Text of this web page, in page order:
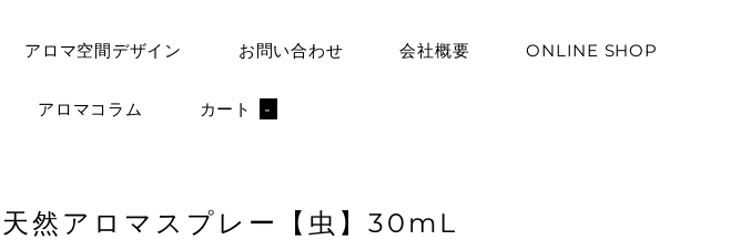
アロマ空間デザイン お問い合わせ 会社概要 ONLINE SHOP
アロマコラム カート -
天然アロマスプレー【虫】30mL